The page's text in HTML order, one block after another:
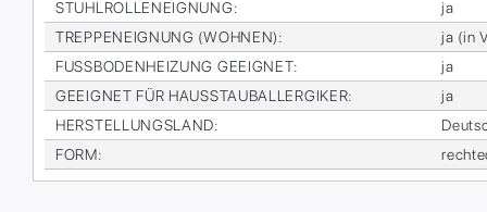
STUHL­ROL­LEN­EIG­NUNG:
ja
TREP­PEN­EIG­NUNG (WOH­NEN):
ja (in
FUSS­BO­DEN­HEI­ZUNG GE­EIG­NET:
ja
GE­EIG­NET FÜR HAUS­STAUB­ALL­ER­GI­KER:
ja
HER­STEL­LUNGS­LAND:
FORM: